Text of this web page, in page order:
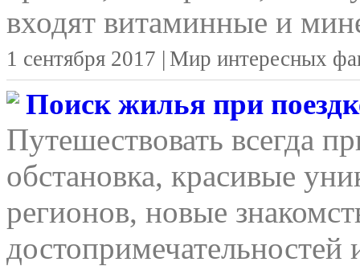
входят витаминные и
1 сентября 2017 | Мир интересных
Поиск жилья при
Путешествовать всегда
обстановка, красивые
регионов, новые
достопримечательностей